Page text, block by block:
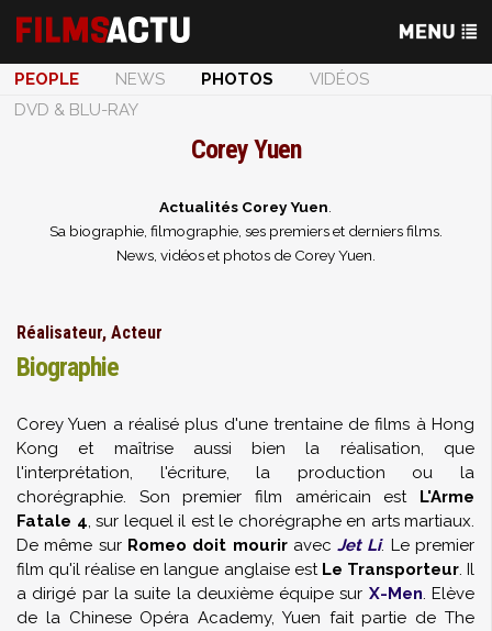
PEOPLE NEWS PHOTOS
VIDÉOS
DVD & BLU-RAY
Corey Yuen
Actualités Corey Yuen
Sa biographie, filmographie, ses premiers et derniers films.
News, vidéos et photos de Corey Yuen.
Réalisateur, Acteur
Biographie
Corey Yuen a réalisé plus d'une trentaine de films à Hong
Kong et maîtrise aussi bien la réalisation, que
l'interprétation, l'écriture, la production ou la
chorégraphie. Son premier film américain est L'Arme
Fatale 4, sur lequel il est le chorégraphe en arts martiaux.
De même sur Romeo doit mouriravecJet Li. Le premier
film qu'il réalise en langue anglaise est Le Transporteur. Il
a dirigé par la suite la deuxième équipe sur X-Men. Elève
de la Chinese Opéra Academy, Yuen fait partie de The